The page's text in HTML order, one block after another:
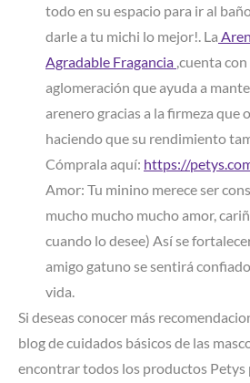
todo en su espacio para ir al
darle a tu michi lo mejor!. La
Agradable Fragancia ,cuenta
aglomeración que ayuda a
arenero gracias a la firmeza que
haciendo que su rendimiento
Cómprala aquí: https://
Amor: Tu minino merece ser
mucho mucho mucho amor,
cuando lo desee) Así se
amigo gatuno se sentirá
vida.
Si deseas conocer más
blog de cuidados básicos de las
encontrar todos los productos Petys